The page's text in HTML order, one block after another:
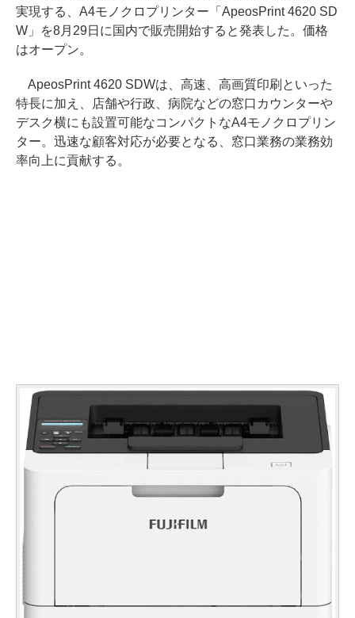
実現する、A4モノクロプリンター「ApeosPrint 4620 SD
W」を8月29日に国内で販売開始すると発表した。価格
はオープン。
ApeosPrint 4620 SDWは、高速、高画質印刷といった
特長に加え、店舗や行政、病院などの窓口カウンターや
デスク横にも設置可能なコンパクトなA4モノクロプリン
ター。迅速な顧客対応が必要となる、窓口業務の業務効
率向上に貢献する。